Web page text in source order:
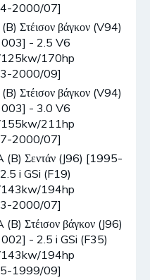
2000/07]
Στέισον βάγκον (V94)
- 2.5 V6
170hp
2000/09]
Στέισον βάγκον (V94)
- 3.0 V6
211hp
2000/07]
(B) Σεντάν (J96) [1995-
i GSi (F19)
194hp
2000/07]
Στέισον βάγκον (J96)
- 2.5 i GSi (F35)
194hp
1999/09]